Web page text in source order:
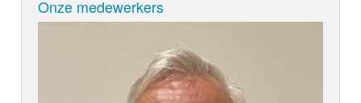
Onze medewerkers